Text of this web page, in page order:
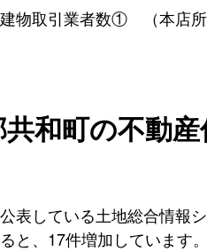
物取引業者数① （本店
和町の不動
表している土地総合情報
と、17件増加しています。